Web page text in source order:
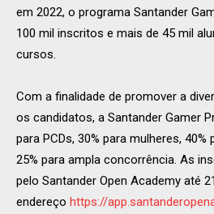
em 2022, o programa Santander
100 mil inscritos e mais de 45 mil
cursos.
Com a finalidade de promover a
os candidatos, a Santander Gamer
para PCDs, 30% para mulheres,
25% para ampla concorrência. As
pelo Santander Open Academy até
endereço https://